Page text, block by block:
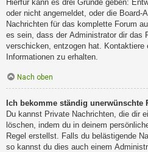
Hierfür kann es drei Gründe geben:
oder nicht angemeldet, oder die Board-
Nachrichten für das komplette Forum
es sein, dass der Administrator dir das
verschicken, entzogen hat. Kontaktiere
Informationen zu erhalten.
Nach oben
Ich bekomme ständig unerwünschte
Du kannst Private Nachrichten, die dir
löschen, indem du in deinem
Regel erstellst. Falls du belästigende
so kannst du dies auch einem